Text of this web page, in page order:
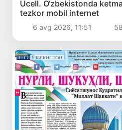
Ucell. O‘zbekistonda
tezkor mobil internet
6 avg 2026, 11:51